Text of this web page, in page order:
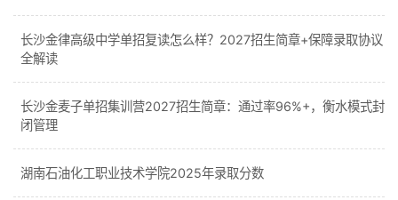
长沙金律高级中学单招复读怎么样？2027招生简章+保障录取协议
全解读
长沙金麦子单招集训营2027招生简章：通过率96%+，衡水模式封
闭管理
湖南石油化工职业技术学院2025年录取分数